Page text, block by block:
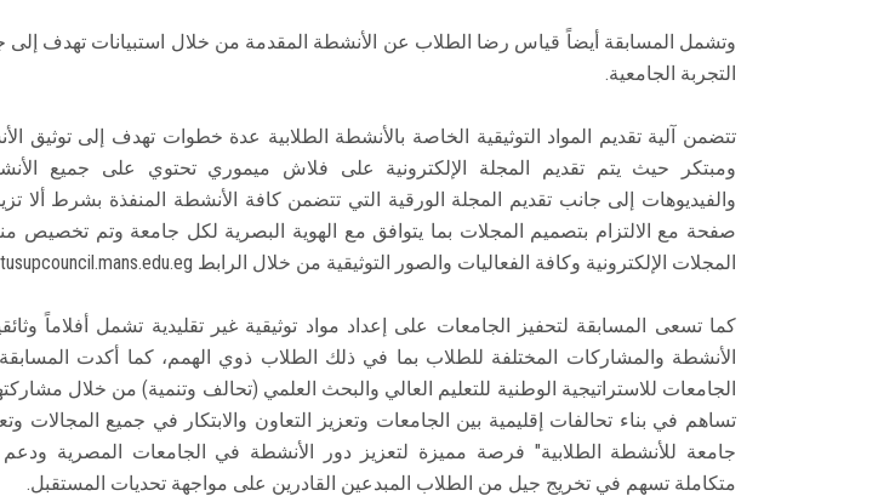
وتشمل المسابقة أيضاً قياس رضا الطلاب عن الأنشطة المقدمة من خلال استبيانات تهدف إلى
التجربة الجامعية.
تتضمن آلية تقديم المواد التوثيقية الخاصة بالأنشطة الطلابية عدة خطوات تهدف إلى توثيق
ومبتكر حيث يتم تقديم المجلة الإلكترونية على فلاش ميموري تحتوي على جميع
صفحة مع الالتزام بتصميم المجلات بما يتوافق مع الهوية البصرية لكل جامعة وتم تخصيص
المجلات الإلكترونية وكافة الفعاليات والصور التوثيقية من خلال الرابط https://stusupcouncil.mans.edu.eg
كما تسعى المسابقة لتحفيز الجامعات على إعداد مواد توثيقية غير تقليدية تشمل أفلاماً
الأنشطة والمشاركات المختلفة للطلاب بما في ذلك الطلاب ذوي الهمم، كما أكدت
الجامعات للاستراتيجية الوطنية للتعليم العالي والبحث العلمي (تحالف وتنمية) من خلال
تساهم في بناء تحالفات إقليمية بين الجامعات وتعزيز التعاون والابتكار في جميع المجالات
جامعة للأنشطة الطلابية" فرصة مميزة لتعزيز دور الأنشطة في الجامعات المصرية ودعم
متكاملة تسهم في تخريج جيل من الطلاب المبدعين القادرين على مواجهة تحديات المستقبل.